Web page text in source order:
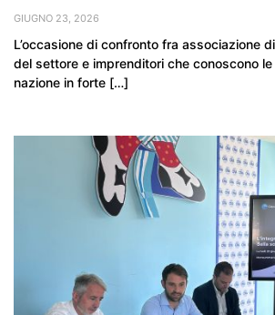
GIUGNO 23, 2026
L’occasione di confronto fra associazione
del settore e imprenditori che conoscono
nazione in forte […]